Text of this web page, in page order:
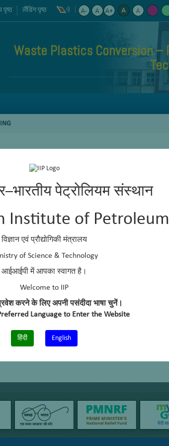
पेट्रोलियम संस्थान
Institute of Petroleum
विज्ञान एवं प्रौद्योगिकी मंत्रालय
of Science & Technology
आईआईपी में आपका स्वागत है।
Welcome to IIP
करने के लिए अपनी पसंदीदा भाषा चुनें।
Language to Enter the Website
हिंदी English
पृष्ठ लैंडिंग पृष्ठ
Waste Plastics Conversion –